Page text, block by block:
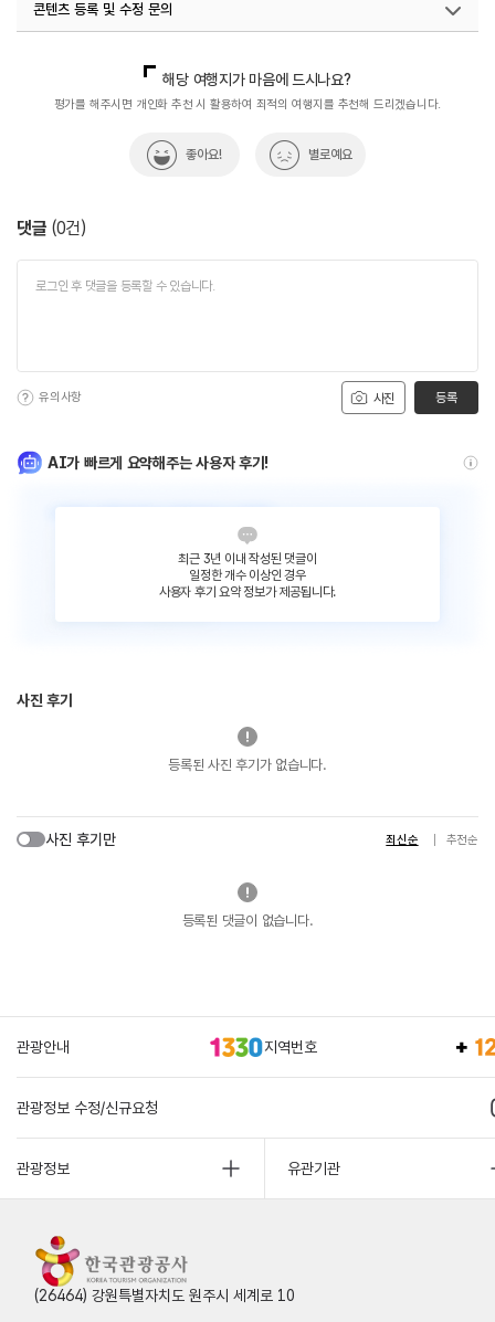
#웃는얼굴아트센터 #휴식공간
콘텐츠 등록 및 수정 문의
열린관광콘텐츠팀(열린관광-모두의여행)
033-738-3425
해당 여행지가 마음에 드시나요?
평가를 해주시면 개인화 추천 시 활용하여 최적의 여행지를 추천해 드리겠습니다.
좋아요! 별로예요
댓글 (0건)
사진
유의사항 등록
AI가 빠르게 요약해주는 사용자 후기!
최근 3년 이내 작성된 댓글이
일정한 개수 이상인 경우
사용자 후기 요약 정보가 제공됩니다.
사진 후기
등록된 사진 후기가 없습니다.
사진 후기만 최신순 추천순
등록된 댓글이 없습니다.
관광안내 지역번호
관광정보 수정/신규요청
관광정보 유관기관
(26464) 강원특별자치도 원주시 세계로 10